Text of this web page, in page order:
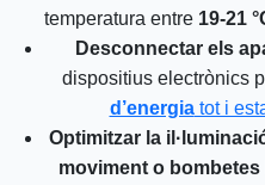
temperatura entre 19-21
Desconnectar els
dispositius electrònics
d’energiatot i
Optimitzar la
moviment o bombetes